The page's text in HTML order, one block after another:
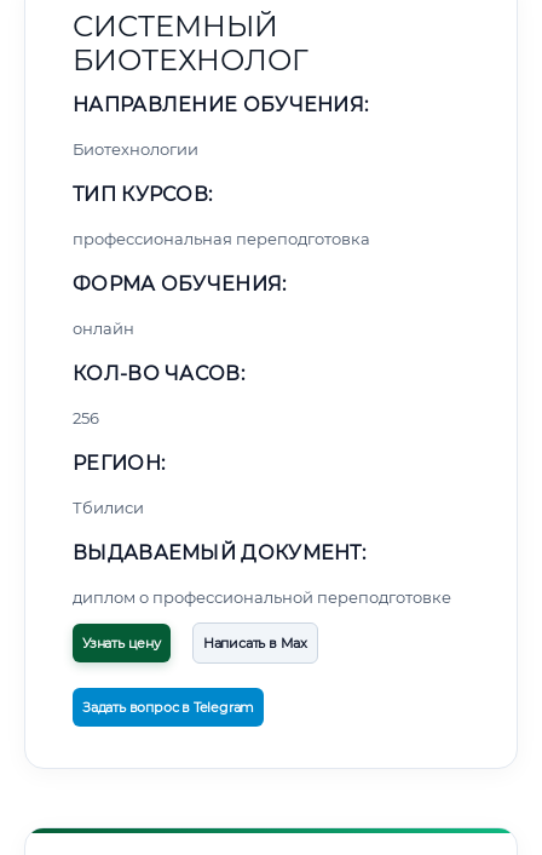
СИСТЕМНЫЙ
БИОТЕХНОЛОГ
НАПРАВЛЕНИЕ ОБУЧЕНИЯ:
Биотехнологии
ТИП КУРСОВ:
профессиональная переподготовка
ФОРМА ОБУЧЕНИЯ:
онлайн
КОЛ-ВО ЧАСОВ:
256
РЕГИОН:
Тбилиси
ВЫДАВАЕМЫЙ ДОКУМЕНТ:
диплом о профессиональной переподготовке
Узнать цену Написать в Max
Задать вопрос в Telegram